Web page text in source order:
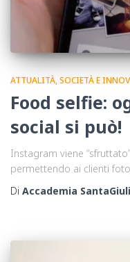
ATTUALITÀ, SOCIETÀ E
Food selfie:
social si può!
Instagram viene
permettendo ai clienti
Di Accademia